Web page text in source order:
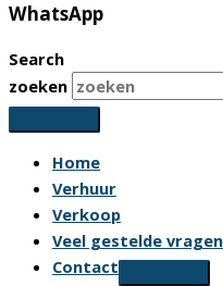
WhatsApp
Search
zoeken
Home
Verhuur
Verkoop
Veel gestelde vragen
Contact